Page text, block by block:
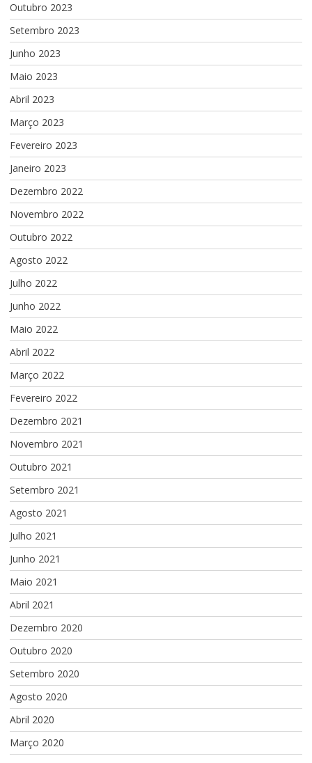
Outubro 2023
Setembro 2023
Junho 2023
Maio 2023
Abril 2023
Março 2023
Fevereiro 2023
Janeiro 2023
Dezembro 2022
Novembro 2022
Outubro 2022
Agosto 2022
Julho 2022
Junho 2022
Maio 2022
Abril 2022
Março 2022
Fevereiro 2022
Dezembro 2021
Novembro 2021
Outubro 2021
Setembro 2021
Agosto 2021
Julho 2021
Junho 2021
Maio 2021
Abril 2021
Dezembro 2020
Outubro 2020
Setembro 2020
Agosto 2020
Abril 2020
Março 2020